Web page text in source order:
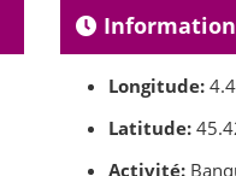
Longitude:
Latitude:
Activité: